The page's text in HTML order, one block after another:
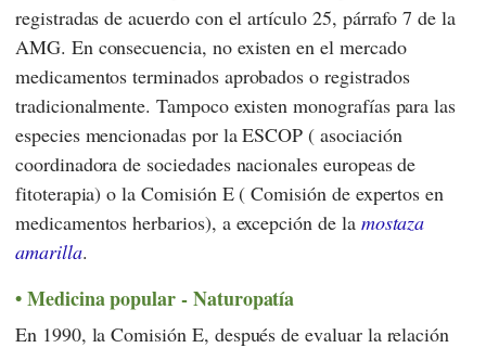
registradas de acuerdo con el artículo 25, párrafo 7 de la
AMG. En consecuencia, no existen en el mercado
medicamentos terminados aprobados o registrados
tradicionalmente. Tampoco existen monografías para las
especies mencionadas por la ESCOP (asociación
coordinadora de sociedades nacionales europeas de
fitoterapia) ola Comisión E(Comisión de expertos en
medicamentos herbarios), a excepción de la mostaza
amarilla.
Medicina popular - Naturopatía
En 1990, la Comisión E, después de evaluar la relación